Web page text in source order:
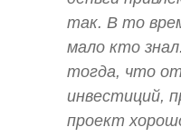
так. В то
мало кто
тогда, что
инвестиций,
проект